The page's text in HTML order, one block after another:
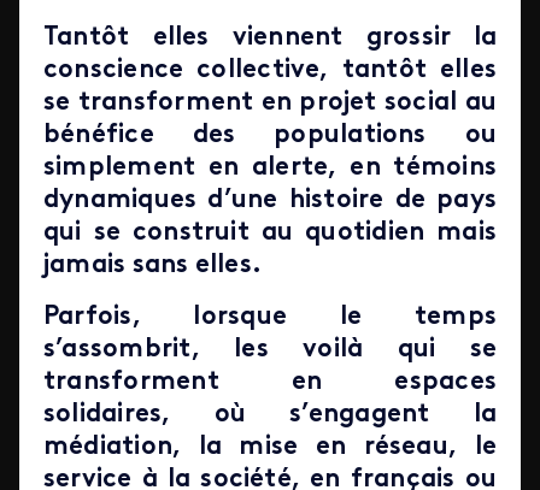
Tantôt elles viennent grossir la
conscience collective, tantôt elles
se transforment en projet social au
bénéfice des populations ou
simplement en alerte, en témoins
dynamiques d’une histoire de pays
qui se construit au quotidien mais
jamais sans elles.
Parfois, lorsque le temps
s’assombrit, les voilà qui se
transforment en espaces
solidaires, où s’engagent la
médiation, la mise en réseau, le
service à la société, en français ou